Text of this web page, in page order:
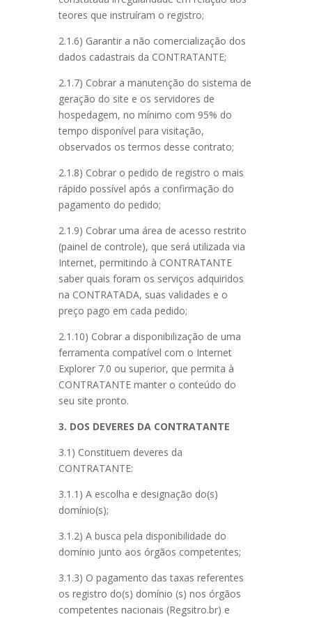
teores que instruíram o registro;
2.1.6) Garantir a não comercialização dos
dados cadastrais da CONTRATANTE;
2.1.7) Cobrar a manutenção do sistema de
geração do site e os servidores de
hospedagem, no mínimo com 95% do
tempo disponível para visitação,
observados os termos desse contrato;
2.1.8) Cobrar o pedido de registro o mais
rápido possível após a confirmação do
pagamento do pedido;
2.1.9) Cobrar uma área de acesso restrito
(painel de controle), que será utilizada via
Internet, permitindo à CONTRATANTE
saber quais foram os serviços adquiridos
na CONTRATADA, suas validades e o
preço pago em cada pedido;
2.1.10) Cobrar a disponibilização de uma
ferramenta compatível com o Internet
Explorer 7.0 ou superior, que permita à
CONTRATANTE manter o conteúdo do
seu site pronto.
3. DOS DEVERES DA CONTRATANTE
3.1) Constituem deveres da
CONTRATANTE:
3.1.1) A escolha e designação do(s)
domínio(s);
3.1.2) A busca pela disponibilidade do
domínio junto aos órgãos competentes;
3.1.3) O pagamento das taxas referentes
os registro do(s) domínio (s) nos órgãos
competentes nacionais (Regsitro.br) e